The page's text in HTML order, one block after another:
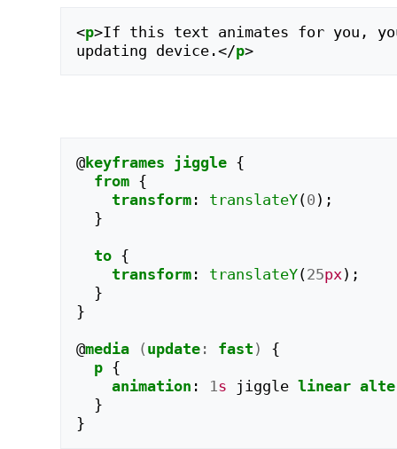
<p>If this text animates for you,
updating device.</p>
@keyframes jiggle {
from {
transform: translateY(0 );
}
to {
transform: translateY(25px);
}
}
@media ( update: fast )
{
p {
animation : 1s jiggle linear
}
}